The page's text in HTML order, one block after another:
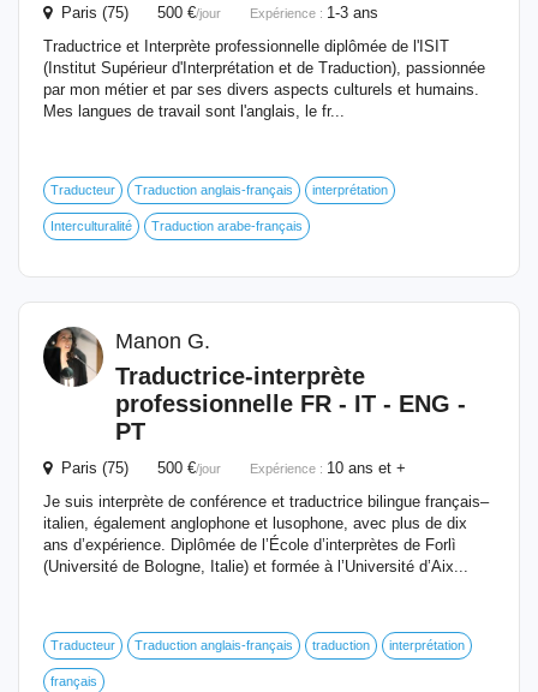
Paris (75) 500 €/jour Expérience : 1-3 ans
Traductrice et Interprète professionnelle diplômée de l'ISIT
(Institut Supérieur d'Interprétation et de Traduction), passionnée
par mon métier et par ses divers aspects culturels et humains.
Mes langues de travail sont l'anglais, le fr...
Traducteur Traduction anglais-français interprétation
Interculturalité Traduction arabe-français
Manon G.
Traductrice-interprète
professionnelle FR - IT - ENG -
PT
Paris (75) 500 €/jour Expérience : 10 ans et +
Je suis interprète de conférence et traductrice bilingue français–
italien, également anglophone et lusophone, avec plus de dix
ans d’expérience. Diplômée de l’École d’interprètes de Forlì
(Université de Bologne, Italie) et formée à l’Université d’Aix...
Traducteur Traduction anglais-français traduction interprétation
français